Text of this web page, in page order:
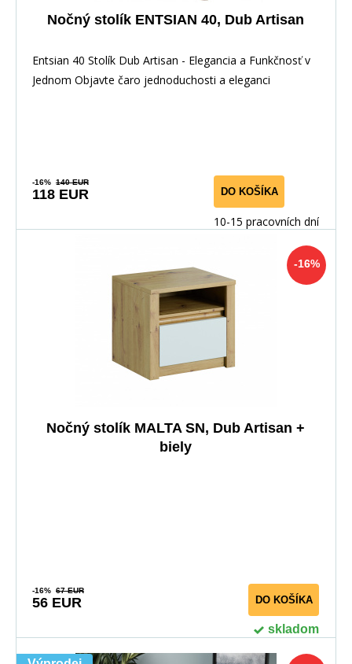
Nočný stolík ENTSIAN 40, Dub Artisan
Entsian 40 Stolík Dub Artisan - Elegancia a Funkčnosť v
Jednom Objavte čaro jednoduchosti a eleganci
-16% 140 EUR
118 EUR DO KOŠÍKA
10-15 pracovních dní
-16%
Nočný stolík MALTA SN, Dub Artisan +
biely
-16% 67 EUR
56 EUR DO KOŠÍKA
skladom